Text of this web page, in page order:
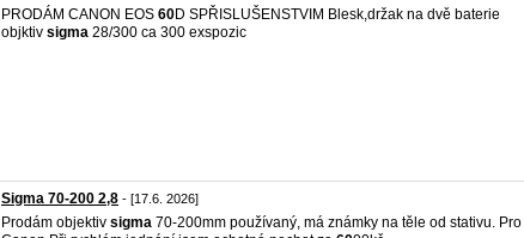
PRODÁM CANON EOS 60D SPŘISLUŠENSTVIM Blesk,držak na dvě baterie
objktiv sigma 28/300 ca 300 exspozic
Sigma 70-200 2,8 - [17.6. 2026]
Prodám objektiv sigma 70-200mm používaný, má známky na těle od stativu. Pro